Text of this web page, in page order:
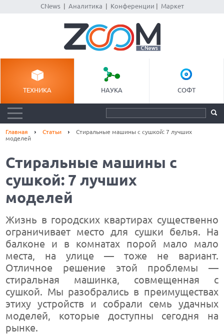
CNews| Аналитика Конференции Маркет
ТЕХНИКА НАУКА СОФТ
Главная Статьи
Стиральные машины с сушкой: 7 лучших
моделей
Стиральные машины с
сушкой: 7 лучших
моделей
Жизнь в городских квартирах существенно
ограничивает место для сушки белья. На
балконе и в комнатах порой мало мало
места, на улице — тоже не вариант.
Отличное решение этой проблемы —
стиральная машинка, совмещенная с
сушкой. Мы разобрались в преимуществах
этиху устройств и собрали семь удачных
моделей, которые доступны сегодня на
рынке.